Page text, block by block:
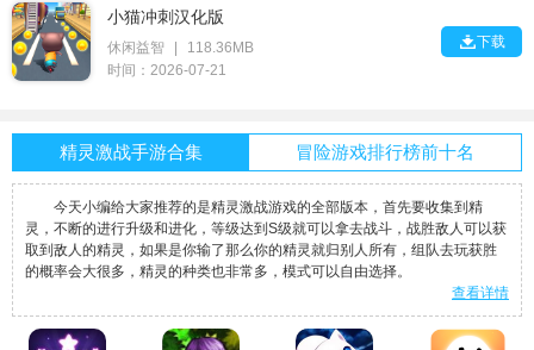
小猫冲刺汉化版
休闲益智 |
118.36MB
时间：2026-07-21
下载
精灵激战手游合集 冒险游戏排行榜前十名
今天小编给大家推荐的是精灵激战游戏的全部版本，首先要收集到精
灵，不断的进行升级和进化，等级达到S级就可以拿去战斗，战胜敌人可以获
取到敌人的精灵，如果是你输了那么你的精灵就归别人所有，组队去玩获胜
的概率会大很多，精灵的种类也非常多，模式可以自由选择。
查看详情